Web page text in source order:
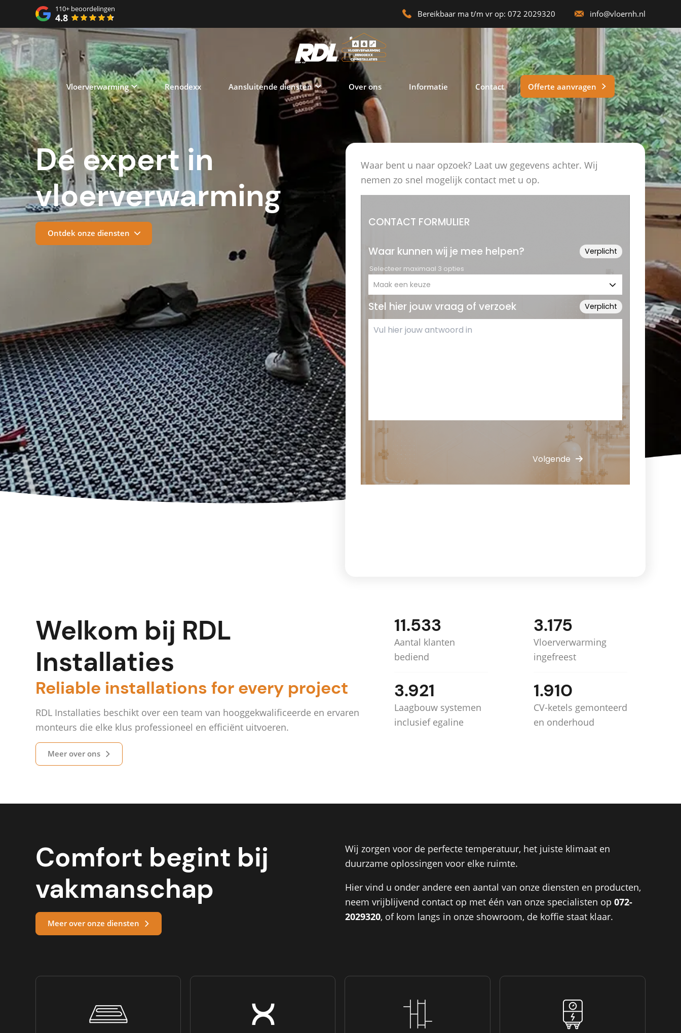
110+beoordelingen
4.8 Bereikbaar ma t/m vr op: 072 2029320 info@vloernh.nl
Vloerverwarming Renodexx Aansluitende diensten Over ons Informatie Contact Offerte aanvragen
Dé expert in
vloerverwarming
Ontdek onze diensten
Waar bent u naar opzoek? Laat uw gegevens achter. Wij
nemen zo snel mogelijk contact met u op.
Welkom bij RDL
Installaties
Reliable installations for every project
RDL Installaties beschikt over een team van hooggekwalificeerde en ervaren
monteurs die elke klus professioneel en efficiënt uitvoeren.
Meer over ons
11.533
Aantal klanten
bediend
3.921
Laagbouw systemen
inclusief egaline
3.175
Vloerverwarming
ingefreest
1.910
CV-ketels gemonteerd
en onderhoud
Comfort begint bij
vakmanschap
Meer over onze diensten
Wij zorgen voor de perfecte temperatuur, het juiste klimaat en
duurzame oplossingen voor elke ruimte.
Hier vind u onder andere een aantal van onze diensten en producten,
neem vrijblijvend contact op met één van onze specialisten op 072-
2029320, of kom langs in onze showroom, de koffie staat klaar.